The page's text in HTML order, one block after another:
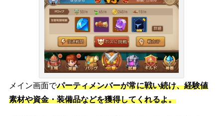
メイン画面でパーティメンバーが常に戦い続け、経験値
素材や資金・装備品などを獲得してくれるよ。